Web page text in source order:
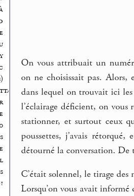
On vous attribuait un
on ne choisissait pas. Alors,
dans lequel on trouvait ici les
l’éclairage déficient, on
stationner, et surtout ceux
poussettes, j’avais
détourné la conversation. De
C’était solennel, le tirage
Lorsqu’on vous avait